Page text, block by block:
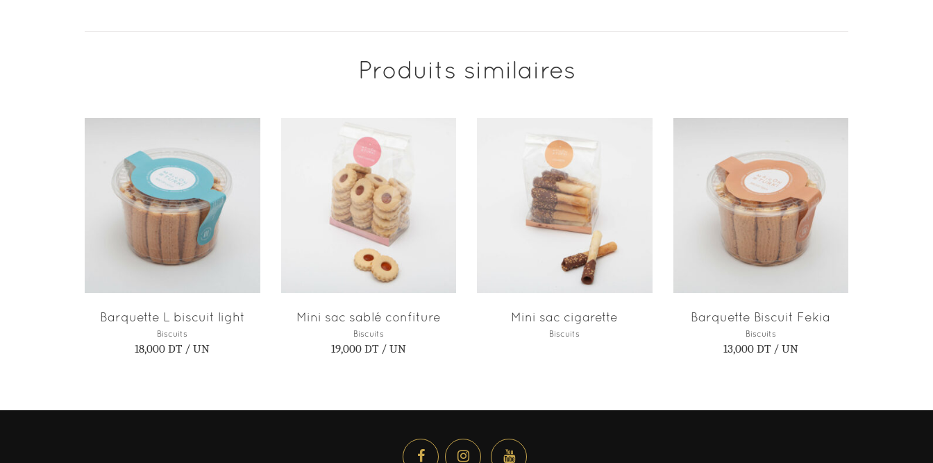
Produits similaires
AJOUTER AU PANIER
Barquette L biscuit light
Biscuits
18,000 DT / UN
AJOUTER AU PANIER
Mini sac sablé confiture
Biscuits
19,000DT / UN
LIRE LA SUITE
Mini sac cigarette
Biscuits
AJOUTER AU PANIER
Barquette Biscuit Fekia
Biscuits
13,000DT / UN